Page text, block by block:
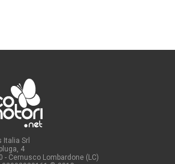
Italia Srl
4
- Cernusco Lombardone (LC)